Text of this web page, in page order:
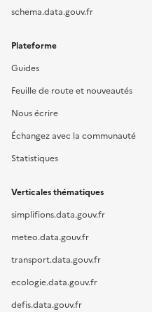
schema.data.gouv.fr
Plateforme
Guides
Feuille de route et nouveautés
Nous écrire
Échangez avec la communauté
Statistiques
Verticales thématiques
simplifions.data.gouv.fr
meteo.data.gouv.fr
transport.data.gouv.fr
ecologie.data.gouv.fr
defis.data.gouv.fr